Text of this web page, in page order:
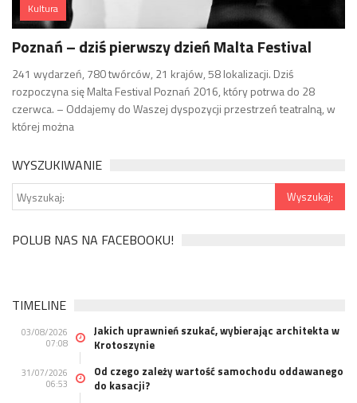
Kultura
Poznań – dziś pierwszy dzień Malta Festival
241 wydarzeń, 780 twórców, 21 krajów, 58 lokalizacji. Dziś
rozpoczyna się Malta Festival Poznań 2016, który potrwa do 28
czerwca. – Oddajemy do Waszej dyspozycji przestrzeń teatralną, w
której można
WYSZUKIWANIE
POLUB NAS NA FACEBOOKU!
TIMELINE
03/08/2026
07:08
Jakich uprawnień szukać, wybierając architekta w
Krotoszynie
31/07/2026
06:53
Od czego zależy wartość samochodu oddawanego
do kasacji?